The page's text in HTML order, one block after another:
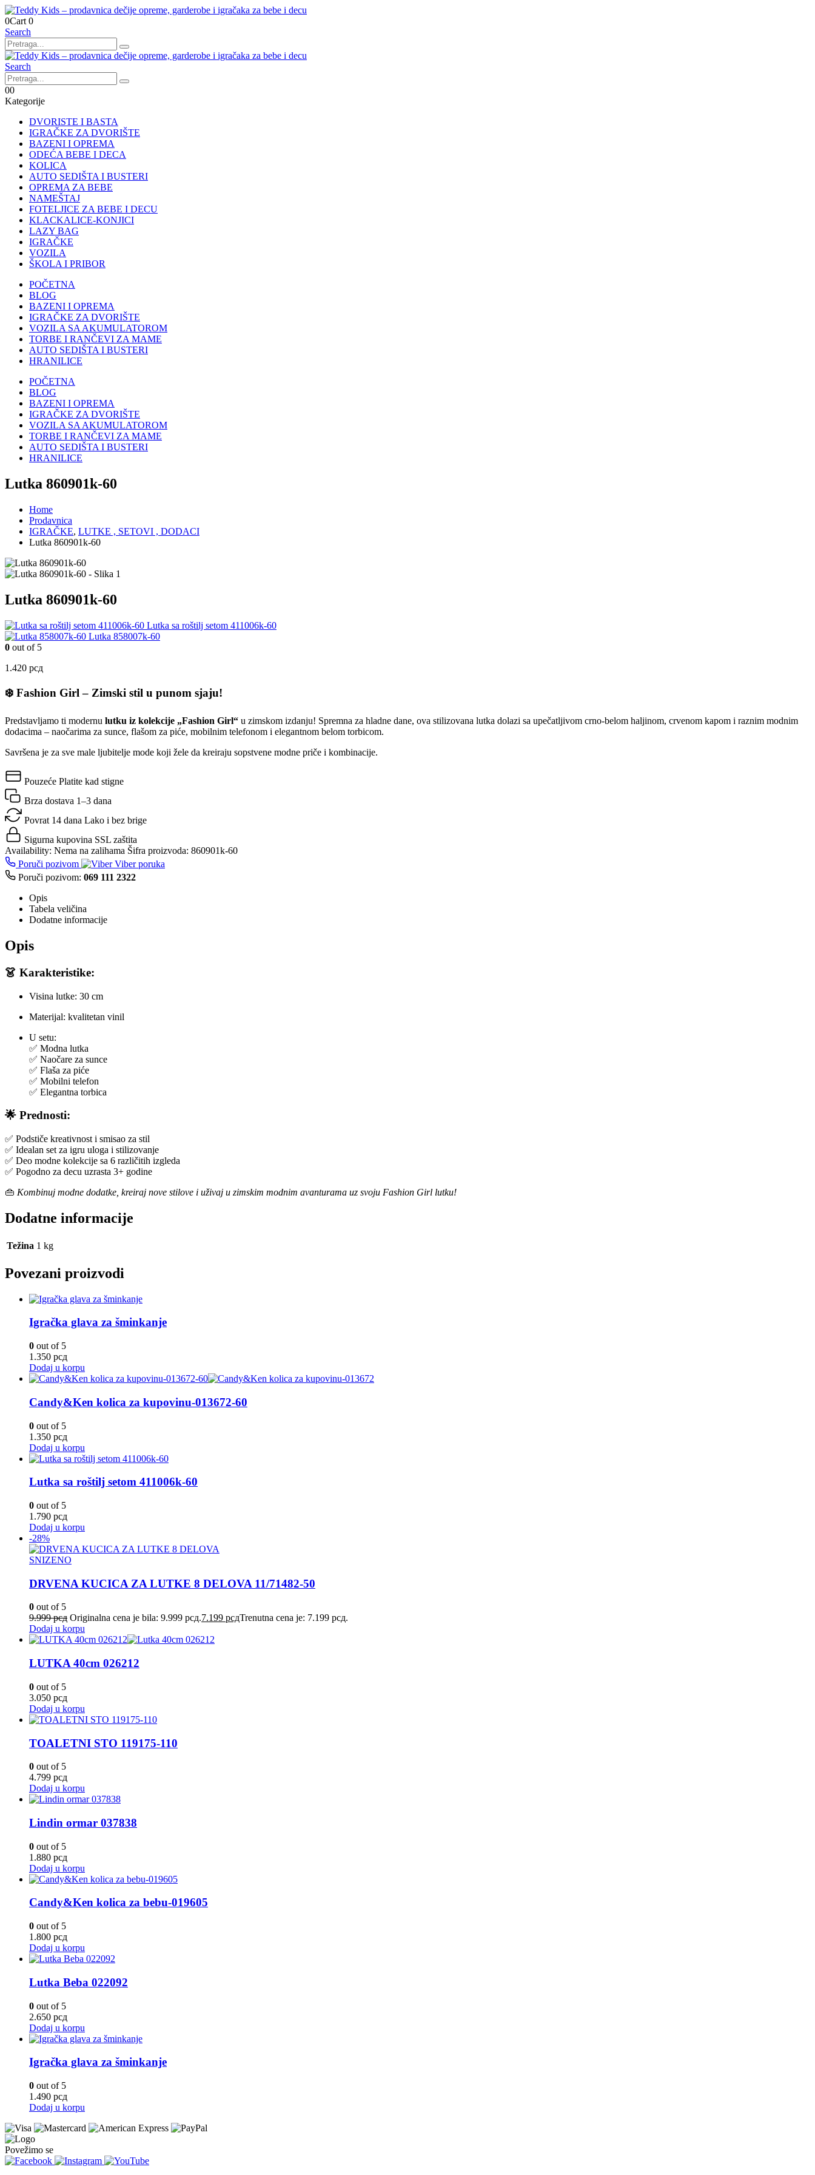
0Cart 0
Search
Search
00
Kategorije
DVORISTE I BASTA
IGRAČKE ZA DVORIŠTE
BAZENI I OPREMA
ODEĆA BEBE I DECA
KOLICA
AUTO SEDIŠTA I BUSTERI
OPREMA ZA BEBE
NAMEŠTAJ
FOTELJICE ZA BEBE I DECU
KLACKALICE-KONJICI
LAZY BAG
IGRAČKE
VOZILA
ŠKOLA I PRIBOR
POČETNA
BLOG
BAZENI I OPREMA
IGRAČKE ZA DVORIŠTE
VOZILA SA AKUMULATOROM
TORBE I RANČEVI ZA MAME
AUTO SEDIŠTA I BUSTERI
HRANILICE
POČETNA
BLOG
BAZENI I OPREMA
IGRAČKE ZA DVORIŠTE
VOZILA SA AKUMULATOROM
TORBE I RANČEVI ZA MAME
AUTO SEDIŠTA I BUSTERI
HRANILICE
Lutka 860901k-60
Home
Prodavnica
IGRAČKE, LUTKE , SETOVI , DODACI
Lutka 860901k-60
Lutka 860901k-60
Lutka sa roštilj setom 411006k-60
Lutka 858007k-60
0 out of 5
1.420 рсд
❄️ Fashion Girl – Zimski stil u punom sjaju!
Predstavljamo ti modernu lutku iz kolekcije „Fashion Girl“ u zimskom izdanju! Spremna za hladne dane, ova stilizovana lutka dolazi sa upečatljivom crno-belom haljinom, crvenom kapom i raznim modnim
dodacima – naočarima za sunce, flašom za piće, mobilnim telefonom i elegantnom belom torbicom.
Savršena je za sve male ljubitelje mode koji žele da kreiraju sopstvene modne priče i kombinacije.
Pouzeće Platite kad stigne
Brza dostava 1–3 dana
Povrat 14 dana Lako i bez brige
Sigurna kupovina SSL zaštita
Availability: Nema na zalihama Šifra proizvoda: 860901k-60
Poruči pozivom
Viber poruka
Poruči pozivom: 069 111 2322
Opis
Tabela veličina
Dodatne informacije
Opis
👗 Karakteristike:
Visina lutke: 30 cm
Materijal: kvalitetan vinil
U setu:
✅ Modna lutka
✅ Naočare za sunce
✅ Flaša za piće
✅ Mobilni telefon
✅ Elegantna torbica
🌟 Prednosti:
✅ Podstiče kreativnost i smisao za stil
✅ Idealan set za igru uloga i stilizovanje
✅ Deo modne kolekcije sa 6 različitih izgleda
✅ Pogodno za decu uzrasta 3+ godine
👜 Kombinuj modne dodatke, kreiraj nove stilove i uživaj u zimskim modnim avanturama uz svoju Fashion Girl lutku!
Dodatne informacije
Težina 1 kg
Povezani proizvodi
Igračka glava za šminkanje
0 out of 5
1.350 рсд
Dodaj u korpu
Candy&Ken kolica za kupovinu-013672-60
0 out of 5
1.350 рсд
Dodaj u korpu
Lutka sa roštilj setom 411006k-60
0 out of 5
1.790 рсд
Dodaj u korpu
-28%
SNIZENO
DRVENA KUCICA ZA LUTKE 8 DELOVA 11/71482-50
0 out of 5
9.999рсд Originalna cena je bila: 9.999 рсд.7.199 рсдTrenutna cena je: 7.199 рсд.
Dodaj u korpu
LUTKA 40cm 026212
0 out of 5
3.050 рсд
Dodaj u korpu
TOALETNI STO 119175-110
0 out of 5
4.799 рсд
Dodaj u korpu
Lindin ormar 037838
0 out of 5
1.880 рсд
Dodaj u korpu
Candy&Ken kolica za bebu-019605
0 out of 5
1.800 рсд
Dodaj u korpu
Lutka Beba 022092
0 out of 5
2.650 рсд
Dodaj u korpu
Igračka glava za šminkanje
0 out of 5
1.490 рсд
Dodaj u korpu
Povežimo se